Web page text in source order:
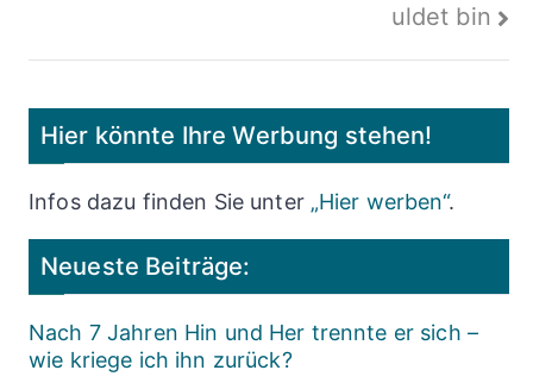
uldet bin
Hier könnte Ihre Werbung stehen!
Infos dazu finden Sie unter „Hier werben“.
Neueste Beiträge:
Nach 7 Jahren Hin und Her trennte er sich –
wie kriege ich ihn zurück?